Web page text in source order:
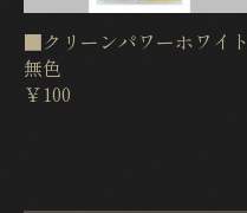
■クリーンパワーホワイト
無色
￥100